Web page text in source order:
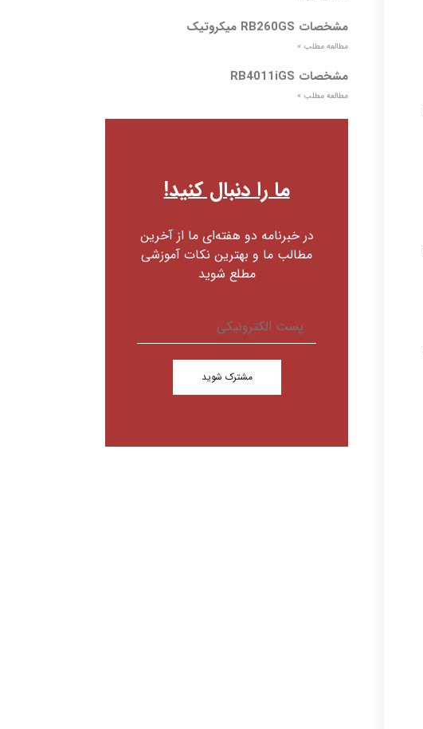
مشخصات RB260GS میکروتیک
مطالعه مطلب »
مشخصات RB4011iGS
مطالعه مطلب »
ما را دنبال کنید!
در خبرنامه دو هفته‌ای ما از آخرین
مطالب ما و بهترین نکات آموزشی
مطلع شوید
مشترک شوید